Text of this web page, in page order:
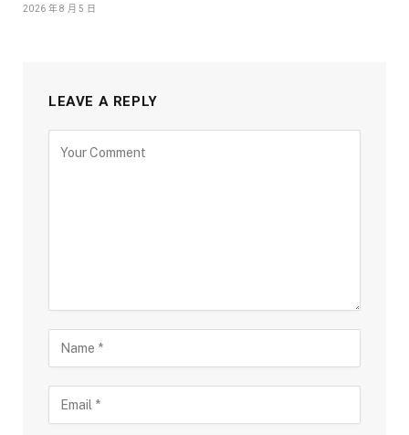
2026 年 8 月 5 日
LEAVE A REPLY